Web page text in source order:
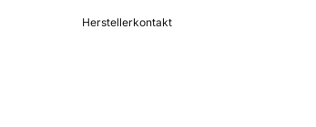
Herstellerkontakt